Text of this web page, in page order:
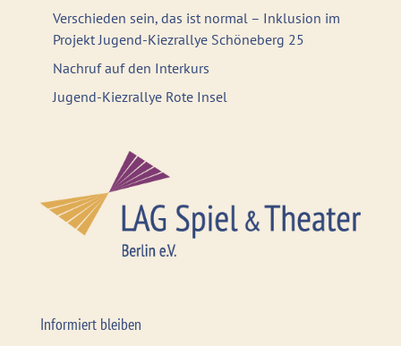
Verschieden sein, das ist normal – Inklusion im
Projekt Jugend-Kiezrallye Schöneberg 25
Nachruf auf den Interkurs
Jugend-Kiezrallye Rote Insel
Informiert bleiben